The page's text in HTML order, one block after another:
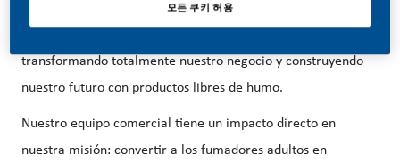
transformando totalmente nuestro negocio y construyendo
nuestro futuro con productos libres de humo.
Nuestro equipo comercial tiene un impacto directo en
nuestra misión: convertir a los fumadores adultos en
모든 쿠키 허용